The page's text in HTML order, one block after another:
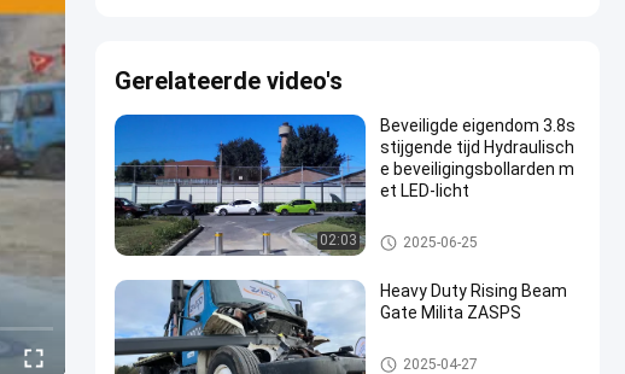
Gerelateerde video's
02:03
Beveiligde eigendom 3.8s
stijgende tijd Hydraulisch
e beveiligingsbollarden m
et LED-licht
Automatische Meerpalen
2025-06-25
Heavy Duty Rising Beam
Gate Milita ZASPS
Opkomende balkpoort
2025-04-27